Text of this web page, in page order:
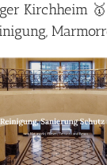
Kirchheim